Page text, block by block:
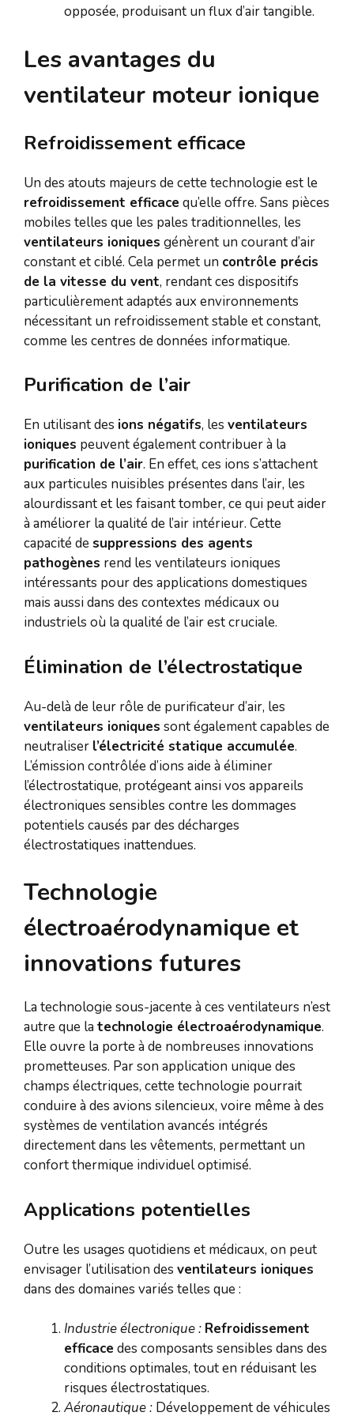
opposée, produisant un flux d’air tangible.
Les avantages du
ventilateur moteur ionique
Refroidissement efficace
Un des atouts majeurs de cette technologie est le
refroidissement efficace qu’elle offre. Sans pièces
mobiles telles que les pales traditionnelles, les
ventilateurs ioniques génèrent un courant d’air
constant et ciblé. Cela permet un contrôle précis
de la vitesse du vent, rendant ces dispositifs
particulièrement adaptés aux environnements
nécessitant un refroidissement stable et constant,
comme les centres de données informatique.
Purification de l’air
En utilisant des ions négatifs, les ventilateurs
ioniques peuvent également contribuer à la
purification de l’air. En effet, ces ions s’attachent
aux particules nuisibles présentes dans l’air, les
alourdissant et les faisant tomber, ce qui peut aider
à améliorer la qualité de l’air intérieur. Cette
capacité desuppressions des agents
pathogènes rend les ventilateurs ioniques
intéressants pour des applications domestiques
mais aussi dans des contextes médicaux ou
industriels où la qualité de l’air est cruciale.
Élimination de l’électrostatique
Au-delà de leur rôle de purificateur d’air, les
ventilateurs ioniques sont également capables de
neutraliser l’électricité statique accumulée.
L’émission contrôlée d’ions aide à éliminer
l’électrostatique, protégeant ainsi vos appareils
électroniques sensibles contre les dommages
potentiels causés par des décharges
électrostatiques inattendues.
Technologie
électroaérodynamique et
innovations futures
La technologie sous-jacente à ces ventilateurs n’est
autre que la technologie électroaérodynamique.
Elle ouvre la porte à de nombreuses innovations
prometteuses. Par son application unique des
champs électriques, cette technologie pourrait
conduire à des avions silencieux, voire même à des
systèmes de ventilation avancés intégrés
directement dans les vêtements, permettant un
confort thermique individuel optimisé.
Applications potentielles
Outre les usages quotidiens et médicaux, on peut
envisager l’utilisation des ventilateurs ioniques
dans des domaines variés telles que :
Industrie électronique : Refroidissement
efficace des composants sensibles dans des
conditions optimales, tout en réduisant les
risques électrostatiques.
Aéronautique : Développement de véhicules